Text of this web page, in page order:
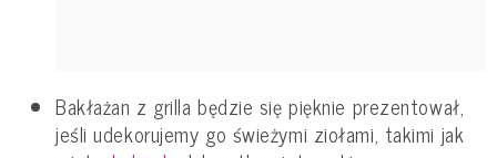
Bakłażan z grilla będzie się pięknie prezentował,
jeśli udekorujemy go świeżymi ziołami, takimi jak